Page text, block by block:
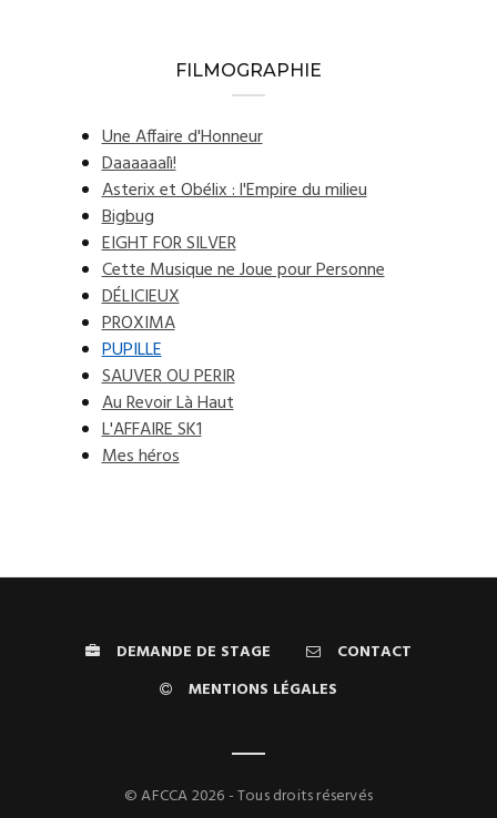
FILMOGRAPHIE
Une Affaire d'Honneur
Daaaaaalì!
Asterix et Obélix : l'Empire du milieu
Bigbug
EIGHT FOR SILVER
Cette Musique ne Joue pour Personne
DÉLICIEUX
PROXIMA
PUPILLE
SAUVER OU PERIR
Au Revoir Là Haut
L'AFFAIRE SK1
Mes héros
DEMANDE DE STAGE
CONTACT
MENTIONS LÉGALES
© AFCCA 2026 - Tous droits réservés